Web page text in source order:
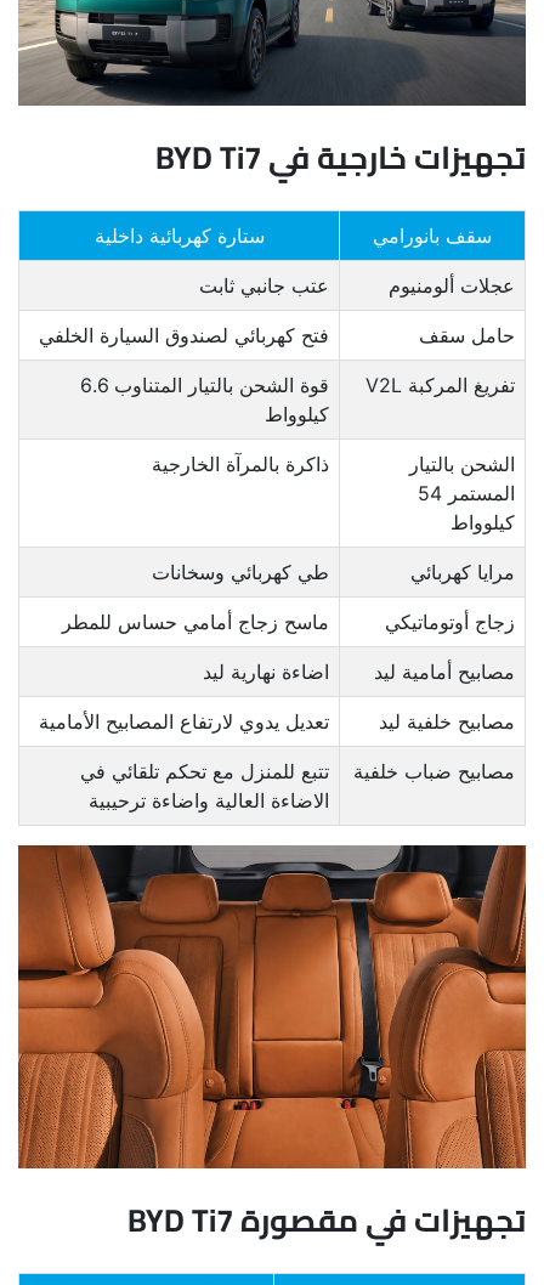
تجهيزات خارجية في BYD Ti7
سقف بانورامي ستارة كهربائية داخلية
عجلات ألومنيوم عتب جانبي ثابت
حامل سقف فتح كهربائي لصندوق السيارة الخلفي
تفريغ المركبة V2L
قوة الشحن بالتيار المتناوب 6.6
كيلوواط
الشحن بالتيار
المستمر 54
كيلوواط
ذاكرة بالمرآة الخارجية
مرايا كهربائي طي كهربائي وسخانات
زجاج أوتوماتيكي ماسح زجاج أمامي حساس للمطر
مصابيح أمامية ليد اضاءة نهارية ليد
مصابيح خلفية ليد تعديل يدوي لارتفاع المصابيح الأمامية
مصابيح ضباب خلفية
تتبع للمنزل مع تحكم تلقائي في
الاضاءة العالية واضاءة ترحيبية
تجهيزات في مقصورة BYD Ti7